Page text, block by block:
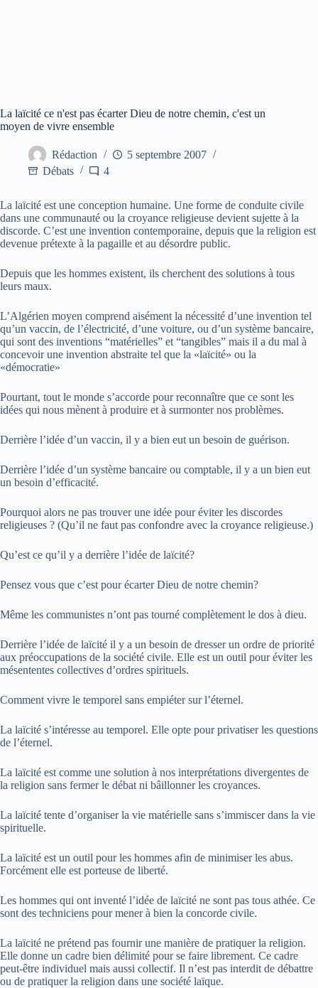
La laïcité ce n'est pas écarter Dieu de notre chemin, c'est un
moyen de vivre ensemble
Rédaction
5 septembre 2007
Débats
4
La laïcité est une conception humaine. Une forme de conduite civile
dans une communauté ou la croyance religieuse devient sujette à la
discorde. C’est une invention contemporaine, depuis que la religion est
devenue prétexte à la pagaille et au désordre public.
Depuis que les hommes existent, ils cherchent des solutions à tous
leurs maux.
L’Algérien moyen comprend aisément la nécessité d’une invention tel
qu’un vaccin, de l’électricité, d’une voiture, ou d’un système bancaire,
qui sont des inventions “matérielles” et “tangibles” mais il a du mal à
concevoir une invention abstraite tel que la «laïcité» ou la
«démocratie»
Pourtant, tout le monde s’accorde pour reconnaître que ce sont les
idées qui nous mènent à produire et à surmonter nos problèmes.
Derrière l’idée d’un vaccin, il y a bien eut un besoin de guérison.
Derrière l’idée d’un système bancaire ou comptable, il y a un bien eut
un besoin d’efficacité.
Pourquoi alors ne pas trouver une idée pour éviter les discordes
religieuses ? (Qu’il ne faut pas confondre avec la croyance religieuse.)
Qu’est ce qu’il y a derrière l’idée de laïcité?
Pensez vous que c’est pour écarter Dieu de notre chemin?
Même les communistes n’ont pas tourné complètement le dos à dieu.
Derrière l’idée de laïcité il y a un besoin de dresser un ordre de priorité
aux préoccupations de la société civile. Elle est un outil pour éviter les
mésententes collectives d’ordres spirituels.
Comment vivre le temporel sans empiéter sur l’éternel.
La laïcité s’intéresse au temporel. Elle opte pour privatiser les questions
de l’éternel.
La laïcité est comme une solution à nos interprétations divergentes de
la religion sans fermer le débat ni bâillonner les croyances.
La laïcité tente d’organiser la vie matérielle sans s’immiscer dans la vie
spirituelle.
La laïcité est un outil pour les hommes afin de minimiser les abus.
Forcément elle est porteuse de liberté.
Les hommes qui ont inventé l’idée de laïcité ne sont pas tous athée. Ce
sont des techniciens pour mener à bien la concorde civile.
La laïcité ne prétend pas fournir une manière de pratiquer la religion.
Elle donne un cadre bien délimité pour se faire librement. Ce cadre
peut-être individuel mais aussi collectif. Il n’est pas interdit de débattre
ou de pratiquer la religion dans une société laïque.